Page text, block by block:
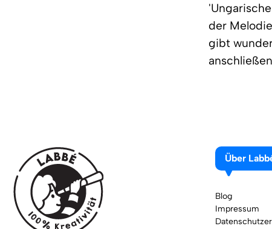
der
gibt
Über
Blog
Impressum